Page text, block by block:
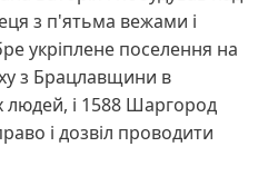
з п'ятьма вежами і
укріплене поселення на
з Брацлавщини в
людей, і 1588 Шаргород
і дозвіл проводити